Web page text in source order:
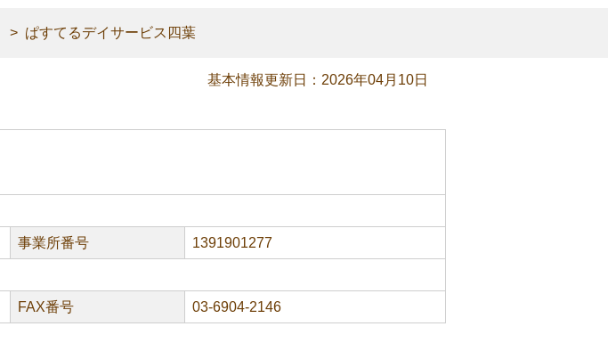
ぱすてるデイサービス四葉
基本情報更新日：2026年04月10日
事業所番号 1391901277
FAX番号 03-6904-2146